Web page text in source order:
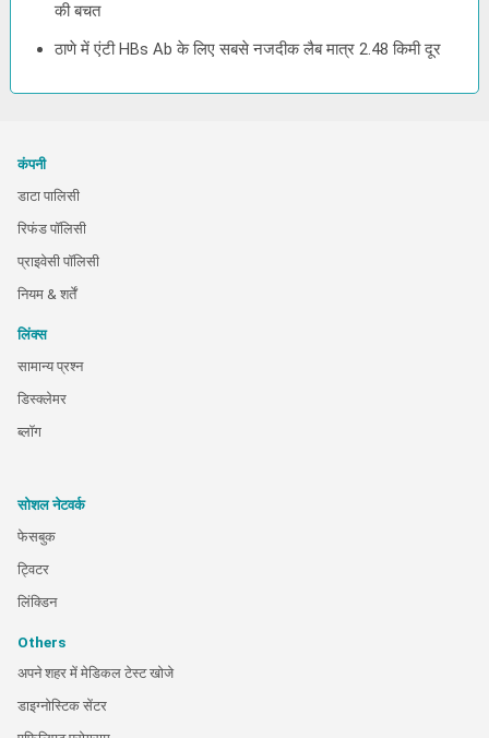
की बचत
ठाणे में एंटी HBs Ab के लिए सबसे नजदीक लैब मात्र 2.48 किमी दूर
कंपनी
डाटा पालिसी
रिफंड पॉलिसी
प्राइवेसी पॉलिसी
नियम & शर्तें
लिंक्स
सामान्य प्रश्न
डिस्क्लेमर
ब्लॉग
सोशल नेटवर्क
फेसबुक
ट्विटर
लिंक्डिन
Others
अपने शहर में मेडिकल टेस्ट खोजे
डाइग्नोस्टिक सेंटर